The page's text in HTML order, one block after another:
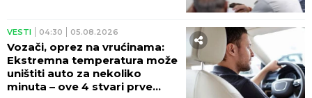
VESTI 04:30 05.08.2026
Vozači, oprez na vrućinama:
Ekstremna temperatura može
uništiti auto za nekoliko
minuta – ove 4 stvari prve